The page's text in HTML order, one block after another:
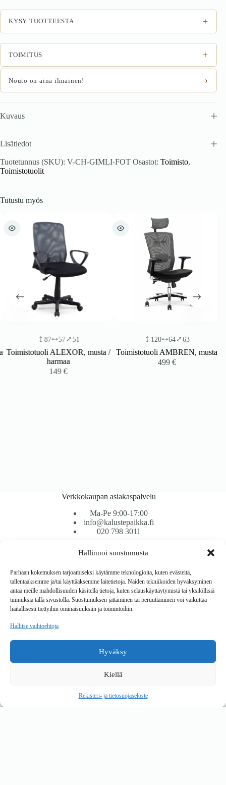
Hallinnoi suostumusta
Parhaan kokemuksen tarjoamiseksi käytämme teknologioita, kuten evästeitä,
tallentaaksemme ja/tai käyttääksemme laitetietoja. Näiden tekniikoiden hyväksyminen
antaa meille mahdollisuuden käsitellä tietoja, kuten selauskäyttäytymistä tai yksilöllisiä
tunnuksia tällä sivustolla. Suostumuksen jättäminen tai peruuttaminen voi vaikuttaa
haitallisesti tiettyihin ominaisuuksiin ja toimintoihin.
Hallitse vaihtoehtoja
Hyväksy
Kiellä
Rekisteri- ja tietosuojaseloste
määrä
KYSY TUOTTEESTA +
TOIMITUS +
Nouto on aina ilmainen! ›
Kuvaus
Lisätiedot
Tuotetunnus (SKU): V-CH-GIMLI-FOT Osastot: Toimisto,
Toimistotuolit
Tutustu myös
87 57 51
Toimistotuoli ALEXOR, musta /
harmaa
149€
120 64 63
Toimistotuoli AMBREN, musta
499€
Verkkokaupan asiakaspalvelu
Ma-Pe 9:00-17:00
info@kalustepaikka.fi
020 798 3011
Tavarantoimitus / Maksutavat
Toimitustavat
Maksutavat
Vaihto ja palautus
Reklamaatiot
Copyright © 2026 Kalustepaikka